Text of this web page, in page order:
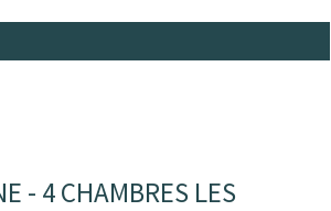
- 4 CHAMBRES LES